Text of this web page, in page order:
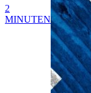
2
MINUTEN